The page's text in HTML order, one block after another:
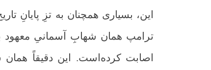
این، بسیاری همچنان به تزِ پایانِ
ترامپ همان شهابِ آسمانیِ معهود
اصابت کرده‌است. این دقیقاً